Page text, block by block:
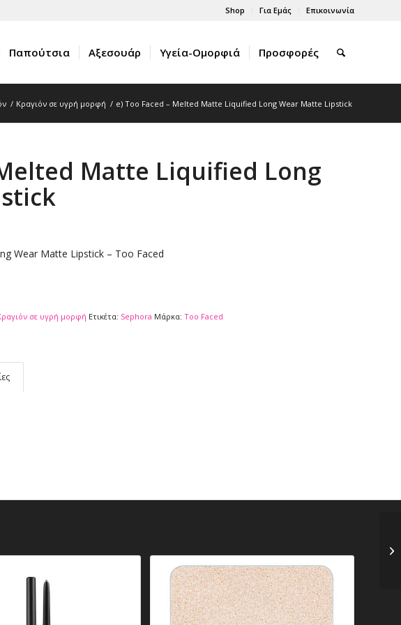
Shop Για Εμάς Επικοινωνία
Παπούτσια Αξεσουάρ Υγεία-Ομορφιά Προσφορές
/ Κραγιόν σε υγρή μορφή / e) Too Faced – Melted Matte Liquified Long Wear Matte Lipstick
Matte Liquified Long
Wear Matte Lipstick – Too Faced
σε υγρή μορφή Ετικέτα: Sephora Μάρκα:Too Faced